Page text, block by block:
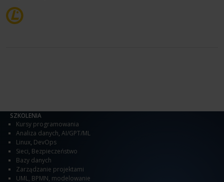
SZKOLENIA
Kursy programowania
Analiza danych, AI/GPT/ML
Linux, DevOps
Sieci, Bezpieczeństwo
Bazy danych
Zarządzanie projektami
UML, BPMN, modelowanie